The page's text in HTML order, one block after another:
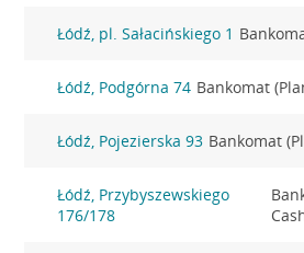
Łódź, pl. Sałacińskiego 1
Łódź, Podgórna 74 Bankomat
Łódź, Pojezierska 93 Bankomat
Łódź, Przybyszewskiego
176/178